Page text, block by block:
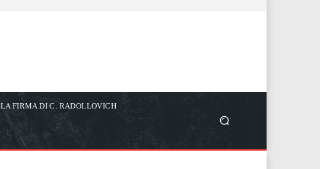
LA FIRMA DI C. RADOLLOVICH